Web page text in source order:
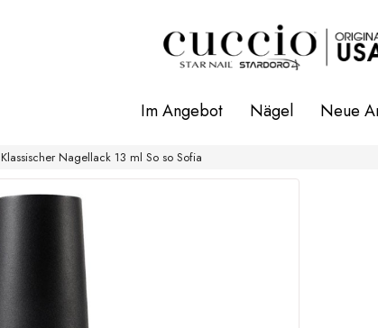
Im Angebot Nägel Neue
Nagellack 13 ml So so Sofia